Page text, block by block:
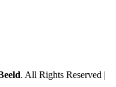
. All Rights Reserved |